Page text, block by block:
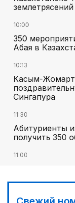
10:00
350
Абая в
10:13
Касым-Жомарт
Сингапура
11:30
Абитуриенты
получить 350
11:00